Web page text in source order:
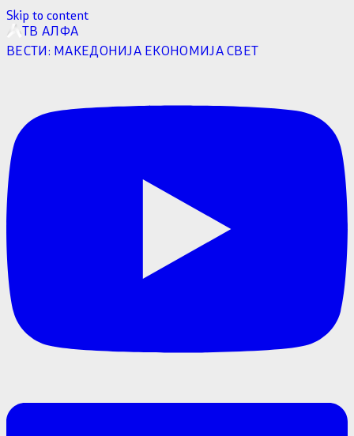
Skip to content
ТВ АЛФА
ВЕСТИ: МАКЕДОНИЈА ЕКОНОМИЈАСВЕТ